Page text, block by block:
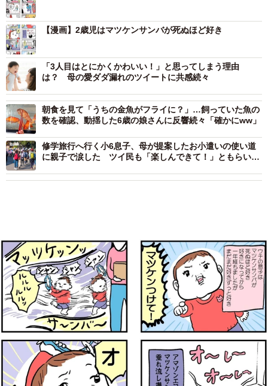
【漫画】2歳児はマツケンサンバが死ぬほど好き
「3人目はとにかくかわいい！」と思ってしまう理由
は？ 母の愛ダダ漏れのツイートに共感続々
朝食を見て「うちの金魚がフライに？」…飼っていた魚の
数を確認、動揺した6歳の娘さんに反響続々「確かにww」
修学旅行へ行く小6息子、母が提案したお小遣いの使い道
に親子で涙した ツイ民も「楽しんできて！」ともらい泣